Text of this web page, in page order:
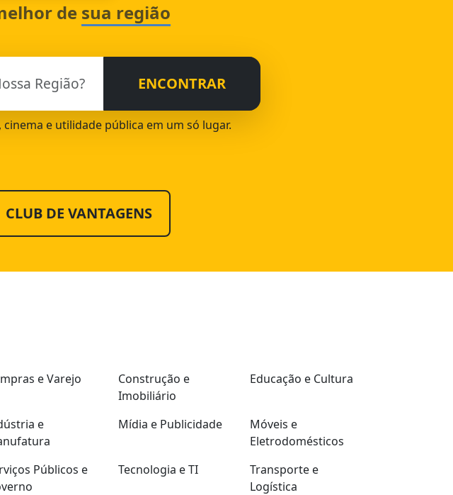
de sua região
ENCONTRAR
e utilidade pública em um só lugar.
CLUB DE VANTAGENS
e Varejo
Construção e
Imobiliário
Educação e Cultura
e
Mídia e Publicidade
Móveis e
Eletrodomésticos
Públicos e
Tecnologia e TI
Transporte e
Logística